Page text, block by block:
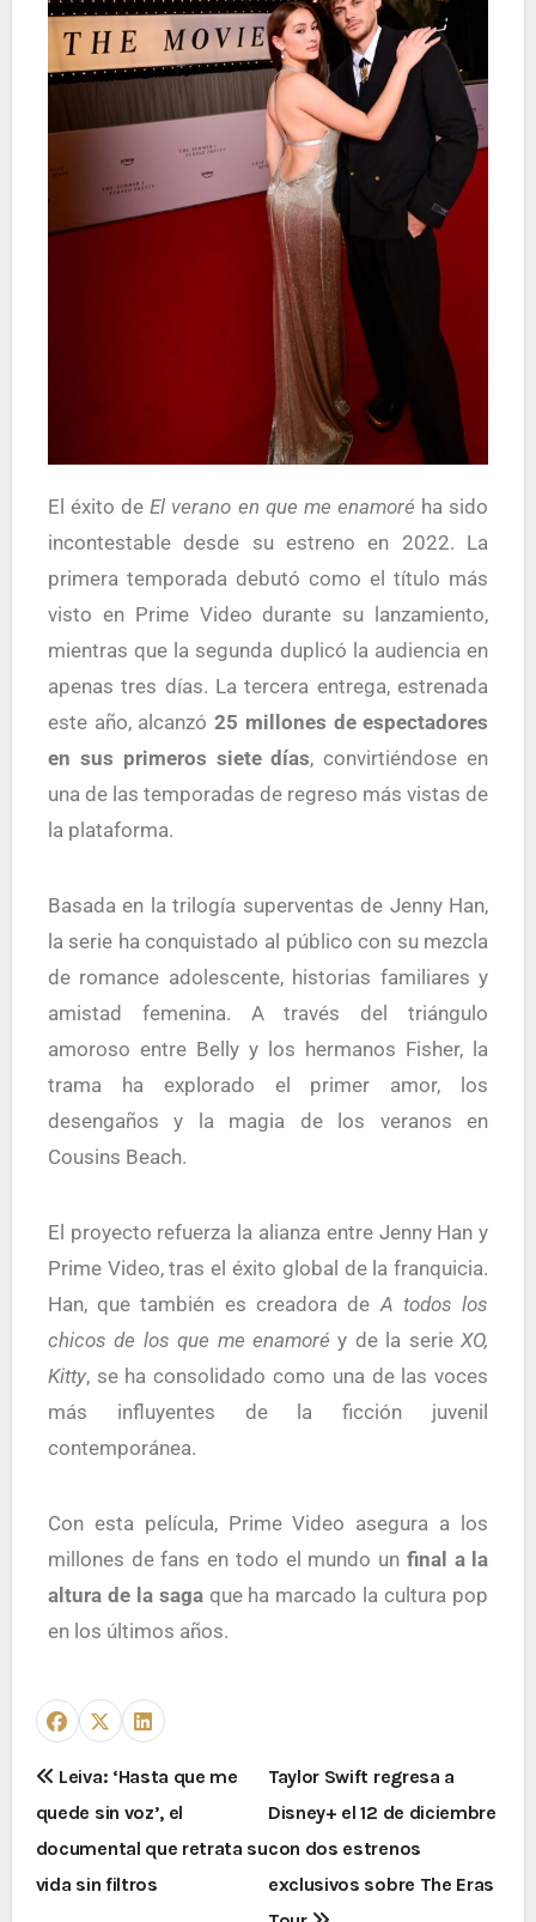
El éxito deEl verano en que me enamoré ha sido
incontestable desde su estreno en 2022. La
primera temporada debutó como el título más
visto en Prime Video durante su lanzamiento,
mientras que la segunda duplicó la audiencia en
apenas tres días. La tercera entrega, estrenada
este año, alcanzó 25 millones de espectadores
en sus primeros siete días, convirtiéndose en
una de las temporadas de regreso más vistas de
la plataforma.
Basada en la trilogía superventas de Jenny Han,
la serie ha conquistado al público con su mezcla
de romance adolescente, historias familiares y
amistad femenina. A través del triángulo
amoroso entre Belly y los hermanos Fisher, la
trama ha explorado el primer amor, los
desengaños y la magia de los veranos en
Cousins Beach.
El proyecto refuerza la alianza entre Jenny Han y
Prime Video, tras el éxito global de la franquicia.
Han, que también es creadora de A todos los
chicos de los que me enamoré y de la serieXO,
Kitty, se ha consolidado como una de las voces
más influyentes de la ficción juvenil
contemporánea.
Con esta película, Prime Video asegura a los
millones de fans en todo el mundo un final a la
altura de la sagaque ha marcado la cultura pop
en los últimos años.
Leiva: ‘Hasta que me
quede sin voz’, el
documental que retrata su
vida sin filtros
Taylor Swift regresa a
Disney+ el 12 de diciembre
con dos estrenos
exclusivos sobre The Eras